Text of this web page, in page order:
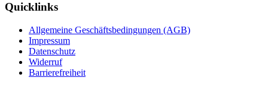
Quicklinks
Allgemeine Geschäftsbedingungen (AGB)
Impressum
Datenschutz
Widerruf
Barrierefreiheit